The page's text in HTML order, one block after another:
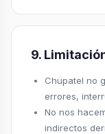
9.
Chupatel no
errores,
No nos
indirectos